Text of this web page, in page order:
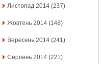
Листопад 2014 (237)
Жовтень 2014 (148)
Вересень 2014 (241)
Серпень 2014 (221)